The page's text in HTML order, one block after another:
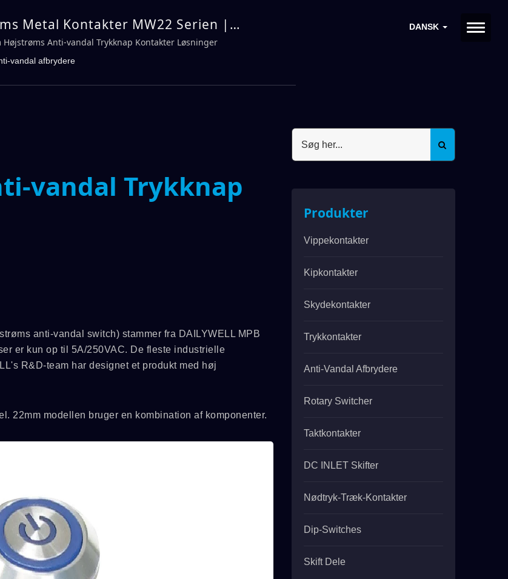
DANSK
Metal Kontakter MW22 Serien |
Anti-vandal Trykknap Kontakter Løsninger
vandal afbrydere
vandal Trykknap
anti-vandal switch) stammer fra DAILYWELL MPB
er kun op til 5A/250VAC. De fleste industrielle
R&D-team har designet et produkt med høj
22mm modellen bruger en kombination af komponenter.
Produkter
Vippekontakter
Kipkontakter
Skydekontakter
Trykkontakter
Anti-Vandal Afbrydere
Rotary Switcher
Taktkontakter
DC INLET Skifter
Nødtryk-Træk-Kontakter
Dip-Switches
Skift Dele